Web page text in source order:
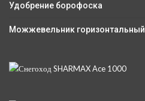
Удобрение борофоска
Можжевельник горизонтальный